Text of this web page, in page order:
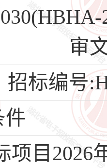
审
招标编号
件
目2026